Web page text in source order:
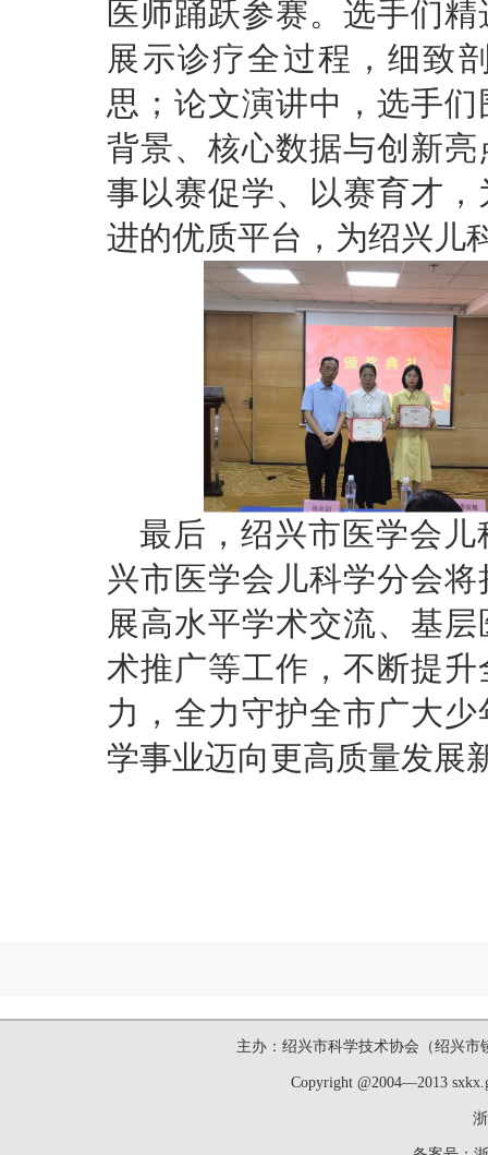
医师踊跃参赛。选手们
展示诊疗全过程，细致
思；论文演讲中，选手
背景、核心数据与创新
事以赛促学、以赛育才
进的优质平台，为绍兴儿
最后，绍兴市医学会
兴市医学会儿科学分会
展高水平学术交流、基
术推广等工作，不断提
力，全力守护全市广大
学事业迈向更高质量发展
主办：绍兴市科学技术协会（绍兴市
Copyright @2004—2013